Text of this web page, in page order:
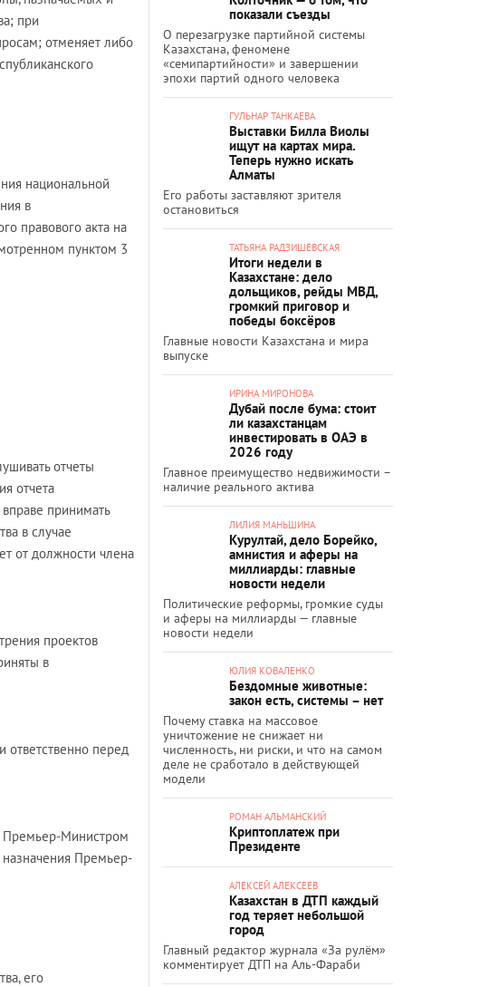
при
отменяет либо
национальной
в
правового акта на
пунктом 3
отчеты
отчета
принимать
в случае
от должности члена
проектов
в
ответственно перед
Премьер-Министром
Премьер-
его
показали съезды
О перезагрузке партийной системы
Казахстана, феномене
«семипартийности» и завершении
эпохи партий одного человека
ГУЛЬНАР ТАНКАЕВА
Выставки Билла Виолы
ищут на картах мира.
Теперь нужно искать
Алматы
Его работы заставляют зрителя
остановиться
ТАТЬЯНА РАДЗИШЕВСКАЯ
Итоги недели в
Казахстане: дело
дольщиков, рейды МВД,
громкий приговор и
победы боксёров
Главные новости Казахстана и мира
выпуске
ИРИНА МИРОНОВА
Дубай после бума: стоит
ли казахстанцам
инвестировать в ОАЭ в
2026 году
Главное преимущество недвижимости –
наличие реального актива
ЛИЛИЯ МАНЬШИНА
Курултай, дело Борейко,
амнистия и аферы на
миллиарды: главные
новости недели
Политические реформы, громкие суды
и аферы на миллиарды — главные
новости недели
ЮЛИЯ КОВАЛЕНКО
Бездомные животные:
закон есть, системы – нет
Почему ставка на массовое
уничтожение не снижает ни
численность, ни риски, и что на самом
деле не сработало в действующей
модели
РОМАН АЛЬМАНСКИЙ
Криптоплатеж при
Президенте
АЛЕКСЕЙ АЛЕКСЕЕВ
Казахстан в ДТП каждый
год теряет небольшой
город
Главный редактор журнала «За рулём»
комментирует ДТП на Аль-Фараби